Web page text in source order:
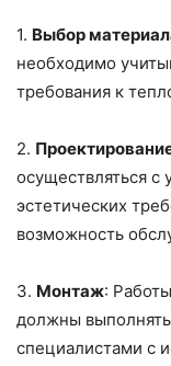
1. Выбор
необходимо
требования к
2.
осуществляться с
эстетических
возможность
3. Монтаж:
должны
специалистами с